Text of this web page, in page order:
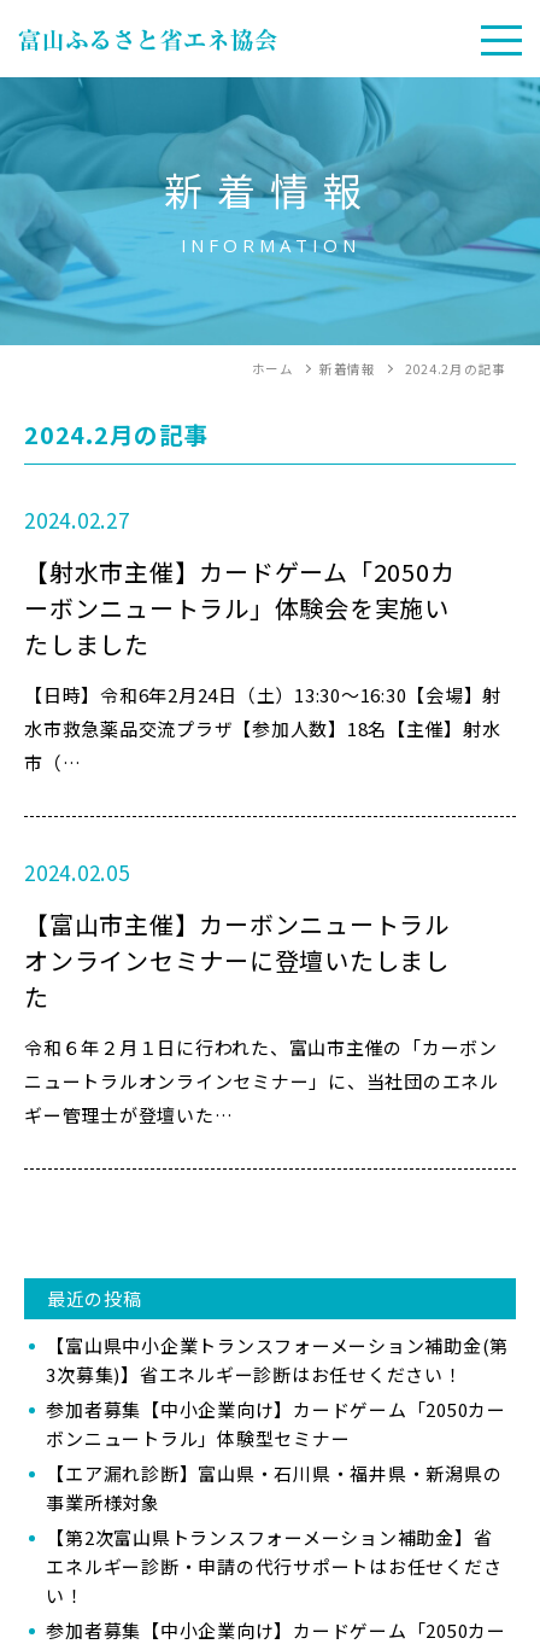
新着情報
INFORMATION
ホーム 新着情報 2024.2月 の記事
2024.2月の記事
2024.02.27
【射水市主催】カードゲーム「2050カ
ーボンニュートラル」体験会を実施い
たしました
【日時】令和6年2月24日（土）13:30～16:30【会場】射
水市救急薬品交流プラザ【参加人数】18名【主催】射水
市（…
2024.02.05
【富山市主催】カーボンニュートラル
オンラインセミナーに登壇いたしまし
た
令和６年２月１日に行われた、富山市主催の「カーボン
ニュートラルオンラインセミナー」に、当社団のエネル
ギー管理士が登壇いた…
最近の投稿
【富山県中小企業トランスフォーメーション補助金(第
3次募集)】省エネルギー診断はお任せください！
参加者募集【中小企業向け】カードゲーム「2050カー
ボンニュートラル」体験型セミナー
【エア漏れ診断】富山県・石川県・福井県・新潟県の
事業所様対象
【第2次富山県トランスフォーメーション補助金】省
エネルギー診断・申請の代行サポートはお任せくださ
い！
参加者募集【中小企業向け】カードゲーム「2050カー